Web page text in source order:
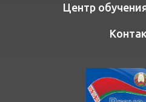
Центр